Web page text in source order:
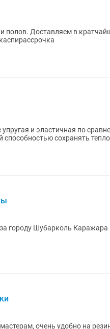
полов. Доставляем в
и эластичная по
сохранять
городу Шубарколь
очень удобно на